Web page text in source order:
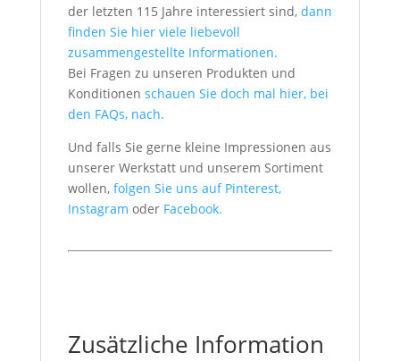
der letzten 115 Jahre interessiert sind, dann
finden Sie hier viele liebevoll
zusammengestellte Informationen.
Bei Fragen zu unseren Produkten und
Konditionen schauen Sie doch mal hier, bei
den FAQs, nach.
Und falls Sie gerne kleine Impressionen aus
unserer Werkstatt und unserem Sortiment
wollen,folgen Sie uns auf Pinterest,
Instagram oder Facebook.
Zusätzliche Information